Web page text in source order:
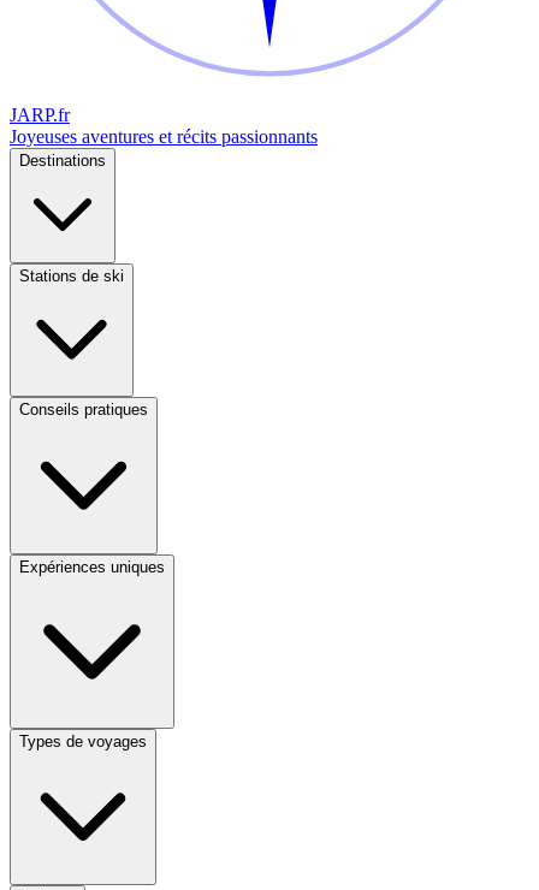
JARP.fr
Joyeuses aventures et récits passionnants
Destinations
Stations de ski
Conseils pratiques
Expériences uniques
Types de voyages